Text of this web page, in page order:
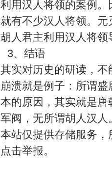
利用汉人将领的案例
就有不少汉人将领。
胡人君主利用汉人将
3、结语
其实对历史的研读，
崩溃就是例子：所谓
本的原因，其实就是
军阀，无所谓胡人汉人
本站仅提供存储服务
点击举报。